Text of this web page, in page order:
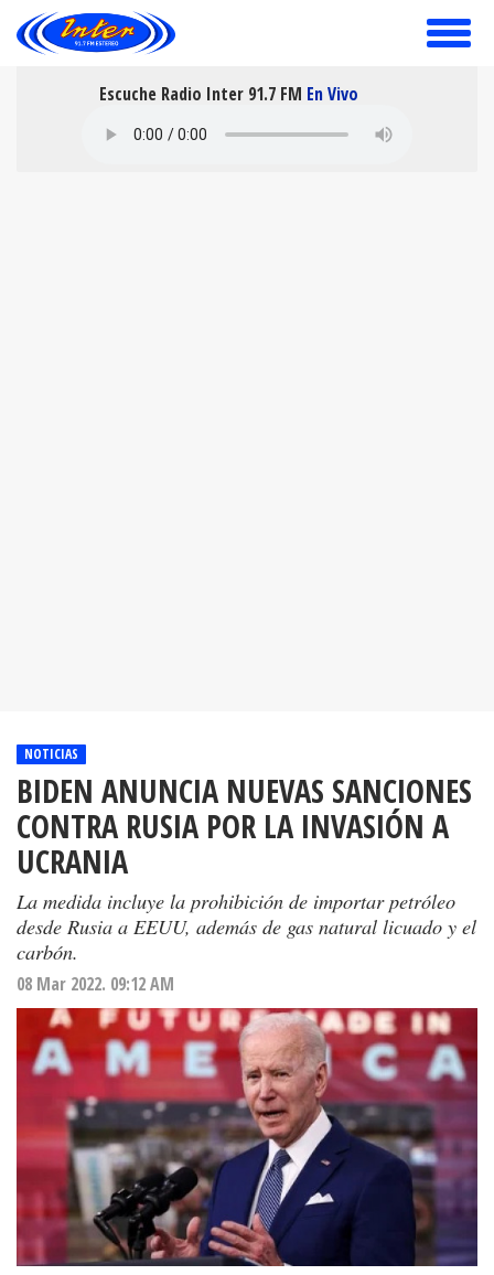
toggle
Escuche Radio Inter 91.7 FM En Vivo
NOTICIAS
BIDEN ANUNCIA NUEVAS SANCIONES
CONTRA RUSIA POR LA INVASIÓN A
UCRANIA
La medida incluye la prohibición de importar petróleo
desde Rusia a EEUU, además de gas natural licuado y el
carbón.
08 Mar 2022. 09:12 AM